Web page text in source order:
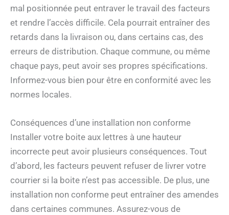
mal positionnée peut entraver le travail des facteurs
et rendre l’accès difficile. Cela pourrait entraîner des
retards dans la livraison ou, dans certains cas, des
erreurs de distribution. Chaque commune, ou même
chaque pays, peut avoir ses propres spécifications.
Informez-vous bien pour être en conformité avec les
normes locales.
Conséquences d’une installation non conforme
Installer votre boite aux lettres à une hauteur
incorrecte peut avoir plusieurs conséquences. Tout
d’abord, les facteurs peuvent refuser de livrer votre
courrier si la boite n’est pas accessible. De plus, une
installation non conforme peut entraîner des amendes
dans certaines communes. Assurez-vous de